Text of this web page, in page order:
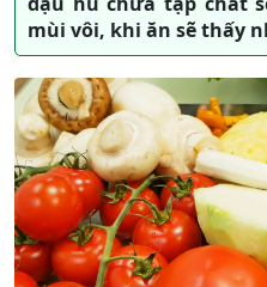
mùi vôi, khi ăn sẽ thấy